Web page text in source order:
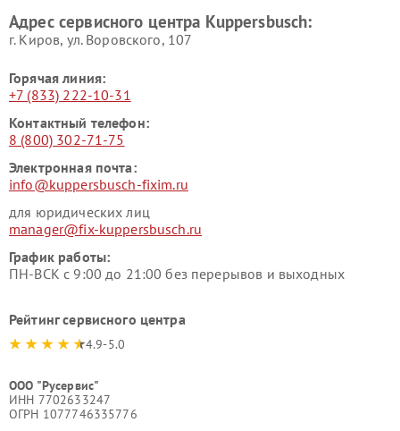
Ремонт сушильных машин Kuppersbusch
Адрес сервисного центра Kuppersbusch:
г. Киров, ул. Воровского, 107
Горячая линия:
+7 (833) 222-10-31
Контактный телефон:
8 (800) 302-71-75
Электронная почта:
info@kuppersbusch-fixim.ru
для юридических лиц
manager@fix-kuppersbusch.ru
График работы:
ПН-ВСК с 9:00 до 21:00 без перерывов и выходных
Рейтинг сервисного центра
4.9-5.0
ООО "Русервис"
ИНН 7702633247
ОГРН 1077746335776